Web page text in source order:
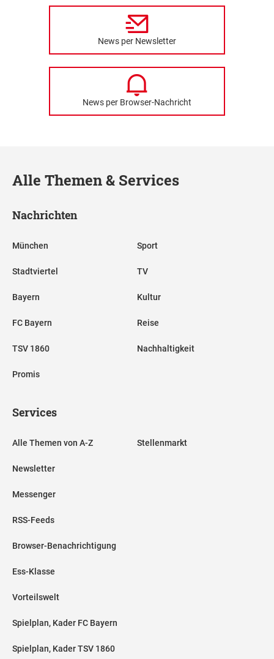
News per Newsletter
News per Browser-Nachricht
Alle Themen & Services
Nachrichten
München
Stadtviertel
Bayern
FC Bayern
TSV 1860
Promis
Sport
TV
Kultur
Reise
Nachhaltigkeit
Services
Alle Themen von A-Z
Newsletter
Messenger
RSS-Feeds
Browser-Benachrichtigung
Ess-Klasse
Vorteilswelt
Spielplan, Kader FC Bayern
Spielplan, Kader TSV 1860
Stellenmarkt